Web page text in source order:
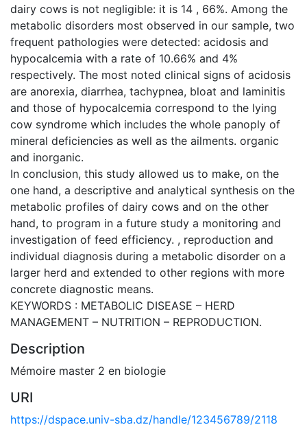
dairy cows is not negligible: it is 14 , 66%. Among the
metabolic disorders most observed in our sample, two
frequent pathologies were detected: acidosis and
hypocalcemia with a rate of 10.66% and 4%
respectively. The most noted clinical signs of acidosis
are anorexia, diarrhea, tachypnea, bloat and laminitis
and those of hypocalcemia correspond to the lying
cow syndrome which includes the whole panoply of
mineral deficiencies as well as the ailments. organic
and inorganic.
In conclusion, this study allowed us to make, on the
one hand, a descriptive and analytical synthesis on the
metabolic profiles of dairy cows and on the other
hand, to program in a future study a monitoring and
investigation of feed efficiency. , reproduction and
individual diagnosis during a metabolic disorder on a
larger herd and extended to other regions with more
concrete diagnostic means.
KEYWORDS : METABOLIC DISEASE – HERD
MANAGEMENT – NUTRITION – REPRODUCTION.
Description
Mémoire master 2 en biologie
URI
https://dspace.univ-sba.dz/handle/123456789/2118